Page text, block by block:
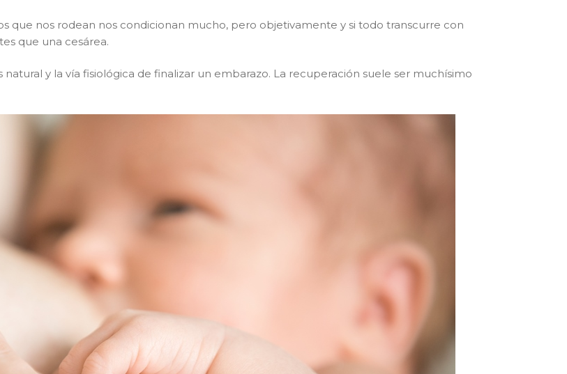
que nos rodean nos condicionan mucho, pero objetivamente y si todo transcurre con
que una cesárea.
y la vía fisiológica de finalizar un embarazo. La recuperación suele ser muchísimo